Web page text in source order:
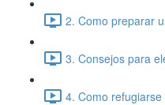
2. Como preparar
3. Consejos para
4. Como